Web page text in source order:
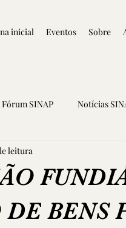
inicial Eventos Sobre
Fórum SINAP Notícias
BENS
leitura